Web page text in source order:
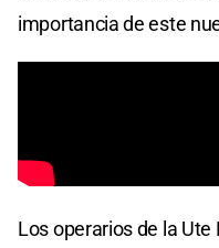
importancia de este
Los operarios de la